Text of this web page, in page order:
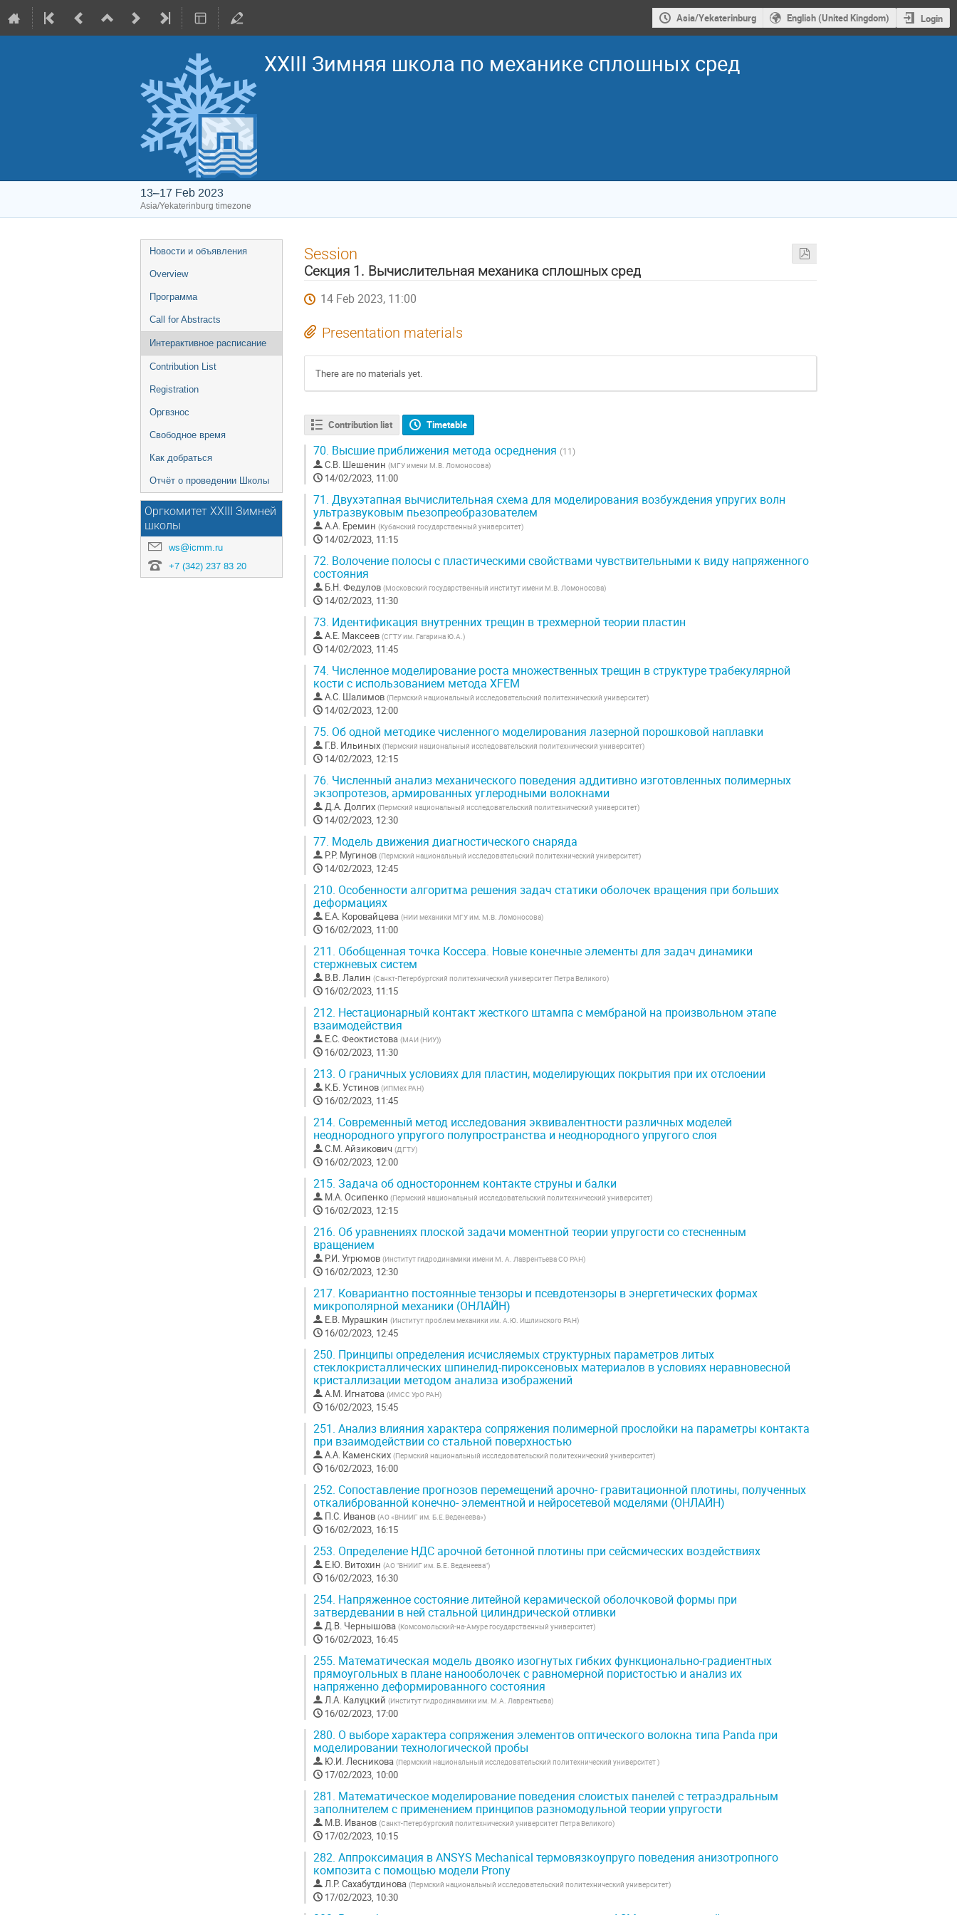
Asia/Yekaterinburg English (United Kingdom) Login
XXIII Зимняя школа по механике сплошных сред
13–17 Feb 2023
Asia/Yekaterinburg timezone
Event
menu
Новости и объявления
Overview
Программа
Call for Abstracts
Интерактивное расписание
Contribution List
Registration
Оргвзнос
Свободное время
Как добраться
Отчёт о проведении Школы
Оргкомитет XXIII Зимней
школы
ws@icmm.ru
+7 (342) 237 83 20
Session
Секция 1. Вычислительная механика сплошных сред
14 Feb 2023, 11:00
Presentation materials
There are no materials yet.
Contribution list Timetable
70. Высшие приближения метода осреднения (11)
С.В. Шешенин (МГУ имени М.В. Ломоносова)
14/02/2023, 11:00
71. Двухэтапная вычислительная схема для моделирования возбуждения упругих волн
ультразвуковым пьезопреобразователем
А.А. Еремин (Кубанский государственный университет)
14/02/2023, 11:15
72. Волочение полосы с пластическими свойствами чувствительными к виду напряженного
состояния
Б.Н. Федулов (Московский государственный институт имени М.В. Ломоносова)
14/02/2023, 11:30
73. Идентификация внутренних трещин в трехмерной теории пластин
А.Е. Максеев (СГТУ им. Гагарина Ю.А. )
14/02/2023, 11:45
74. Численное моделирование роста множественных трещин в структуре трабекулярной
кости с использованием метода XFEM
А.С. Шалимов (Пермский национальный исследовательский политехнический университет)
14/02/2023, 12:00
75. Об одной методике численного моделирования лазерной порошковой наплавки
Г.В. Ильиных (Пермский национальный исследовательский политехнический университет)
14/02/2023, 12:15
76. Численный анализ механического поведения аддитивно изготовленных полимерных
экзопротезов, армированных углеродными волокнами
Д.А. Долгих (Пермский национальный исследовательский политехнический университет)
14/02/2023, 12:30
77. Модель движения диагностического снаряда
Р.Р. Мугинов (Пермский национальный исследовательский политехнический университет)
14/02/2023, 12:45
210. Особенности алгоритма решения задач статики оболочек вращения при больших
деформациях
Е.А. Коровайцева (НИИ механики МГУ им. М.В. Ломоносова)
16/02/2023, 11:00
211. Обобщенная точка Коссера. Новые конечные элементы для задач динамики
стержневых систем
В.В. Лалин (Санкт-Петербургский политехнический университет Петра Великого)
16/02/2023, 11:15
212. Нестационарный контакт жесткого штампа с мембраной на произвольном этапе
взаимодействия
Е.С. Феоктистова (МАИ (НИУ))
16/02/2023, 11:30
213. О граничных условиях для пластин, моделирующих покрытия при их отслоении
К.Б. Устинов (ИПМех РАН)
16/02/2023, 11:45
214. Современный метод исследования эквивалентности различных моделей
неоднородного упругого полупространства и неоднородного упругого слоя
С.М. Айзикович (ДГТУ)
16/02/2023, 12:00
215. Задача об одностороннем контакте струны и балки
М.А. Осипенко (Пермский национальный исследовательский политехнический университет)
16/02/2023, 12:15
216. Об уравнениях плоской задачи моментной теории упругости со стесненным
вращением
Р.И. Угрюмов (Институт гидродинамики имени М. А. Лаврентьева СО РАН)
16/02/2023, 12:30
217. Ковариантно постоянные тензоры и псевдотензоры в энергетических формах
микрополярной механики (ОНЛАЙН)
Е.В. Мурашкин (Институт проблем механики им. А.Ю. Ишлинского РАН)
16/02/2023, 12:45
250. Принципы определения исчисляемых структурных параметров литых
стеклокристаллических шпинелид-пироксеновых материалов в условиях неравновесной
кристаллизации методом анализа изображений
А.М. Игнатова (ИМСС УрО РАН)
16/02/2023, 15:45
251. Анализ влияния характера сопряжения полимерной прослойки на параметры контакта
при взаимодействии со стальной поверхностью
А.А. Каменских (Пермский национальный исследовательский политехнический университет)
16/02/2023, 16:00
252. Сопоставление прогнозов перемещений арочно- гравитационной плотины, полученных
откалиброванной конечно- элементной и нейросетевой моделями (ОНЛАЙН)
П.С. Иванов (АО «ВНИИГ им. Б.Е.Веденеева»)
16/02/2023, 16:15
253. Определение НДС арочной бетонной плотины при сейсмических воздействиях
Е.Ю. Витохин (АО "ВНИИГ им. Б.Е. Веденеева")
16/02/2023, 16:30
254. Напряженное состояние литейной керамической оболочковой формы при
затвердевании в ней стальной цилиндрической отливки
Д.В. Чернышова (Комсомольский-на-Амуре государственный университет)
16/02/2023, 16:45
255. Математическая модель двояко изогнутых гибких функционально-градиентных
прямоугольных в плане нанооболочек с равномерной пористостью и анализ их
напряженно деформированного состояния
Л.А. Калуцкий (Институт гидродинамики им. М.А. Лаврентьева)
16/02/2023, 17:00
280. О выборе характера сопряжения элементов оптического волокна типа Panda при
моделировании технологической пробы
Ю.И. Лесникова (Пермский национальный исследовательский политехнический университет)
17/02/2023, 10:00
281. Математическое моделирование поведения слоистых панелей с тетраэдральным
заполнителем с применением принципов разномодульной теории упругости
М.В. Иванов (Санкт-Петербургский политехнический университет Петра Великого)
17/02/2023, 10:15
282. Аппроксимация в ANSYS Mechanical термовязкоупруго поведения анизотропного
композита с помощью модели Prony
Л.Р. Сахабутдинова (Пермский национальный исследовательский политехнический университет)
17/02/2023, 10:30